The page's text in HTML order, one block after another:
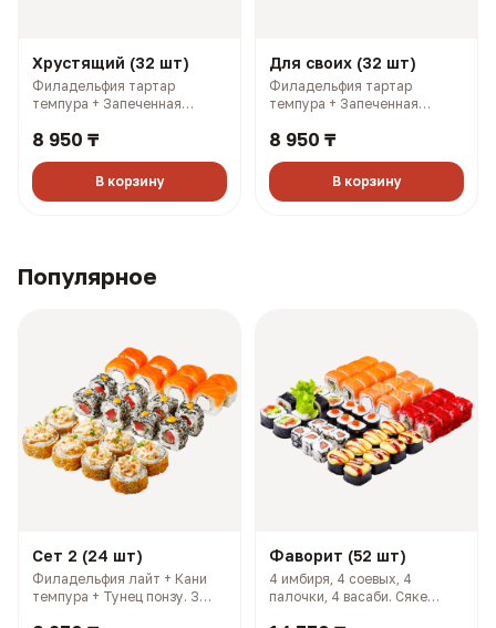
Хрустящий (32 шт)
Филадельфия тартар
темпура + Запеченная
Самурай темпура + Чикси
8 950 ₸
В корзину
Для своих (32 шт)
Филадельфия тартар
темпура + Запеченная
Филадельфия лайт 1/2 +
Чикси хот (1380 гр, 2689
ккал)
8 950 ₸
В корзину
Популярное
Сет 2 (24 шт)
Филадельфия лайт + Кани
темпура + Тунец понзу. 3
Фаворит (52 шт)
4 имбиря, 4 соевых, 4
палочки, 4 васаби. Сяке